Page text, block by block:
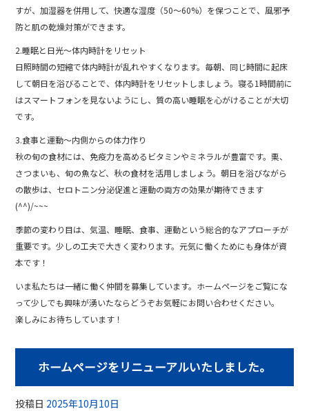
すが、加湿器を併用して、快適な湿度（50～60%）を保つことで、風邪予
防と肌の乾燥対策ができます。
2.睡眠と日光～体内時計をリセット
日照時間の短縮で体内時計が乱れやすくなります。毎朝、同じ時間に起床
して朝日を浴びることで、体内時計をリセットしましょう。寝る1時間前に
はスマートフォンを見ないようにし、質の高い睡眠を心がけることが大切
です。
3.食事と運動～内側からの体力作り
秋の旬の食材には、免疫力を高めるビタミンやミネラルが豊富です。栗、
さつまいも、旬の魚など、秋の食材を活用しましょう。朝日を浴びながら
の散歩は、セロトニン分泌促進と運動の両方の効果が期待できます
(^^)/~~~
季節の変わり目は、気温、睡眠、食事、運動という総合的なアプローチが
重要です。少しの工夫で大きく変わります。元気に働くためにも身体が資
本です！
いま私たちは一緒に働く仲間を募集しています。ホームページをご覧にな
って少しでも興味が湧いたならどうぞお気軽にお問い合わせください。
楽しみにお待ちしています！
ホームページをリニューアルいたしました。
投稿日 2025年10月10日